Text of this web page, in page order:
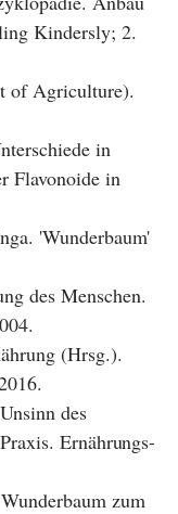
Kindersly; 2.
of Agriculture).
in
Flavonoide in
'Wunderbaum'
des Menschen.
(Hrsg.).
des
Ernährungs-
zum